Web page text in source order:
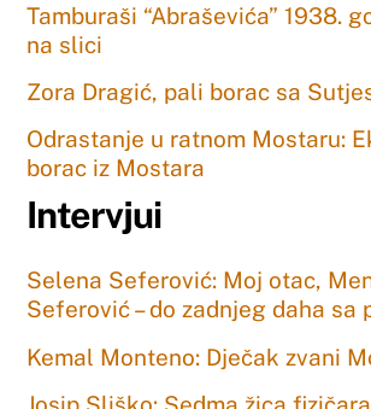
Tamburaši “Abraševića” 1938.
na slici
Zora Dragić, pali borac sa
Odrastanje u ratnom Mostaru:
borac iz Mostara
Intervjui
Selena Seferović: Moj otac,
Seferović – do zadnjeg daha sa
Kemal Monteno: Dječak zvani